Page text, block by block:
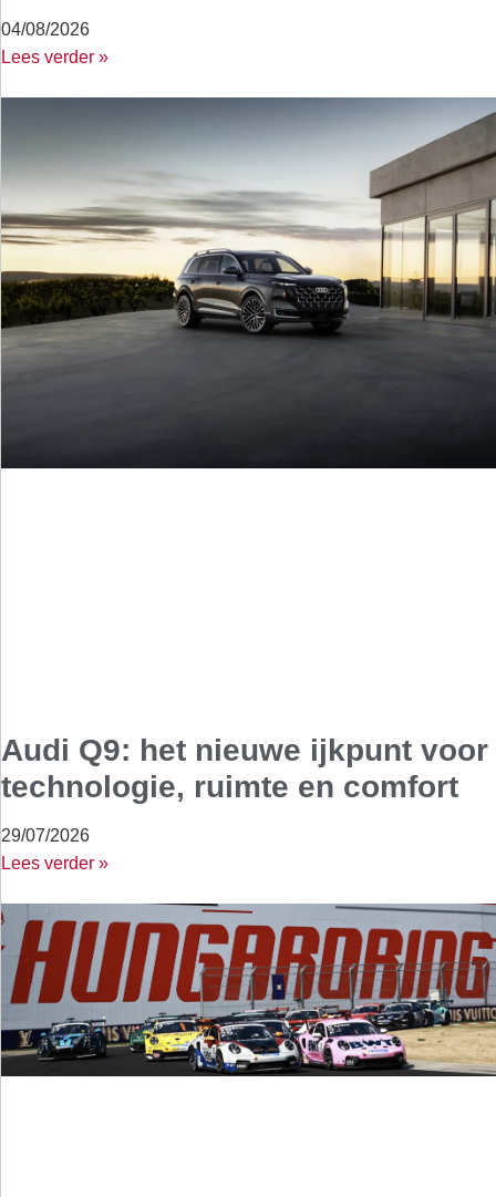
04/08/2026
Lees verder »
Audi Q9: het nieuwe ijkpunt voor
technologie, ruimte en comfort
29/07/2026
Lees verder »